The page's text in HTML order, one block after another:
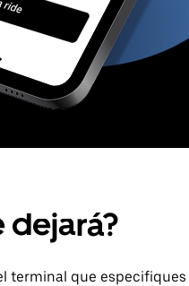
dejará?
terminal que